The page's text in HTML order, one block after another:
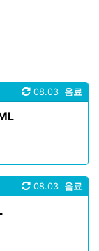
음료
08.03
음료
08.03